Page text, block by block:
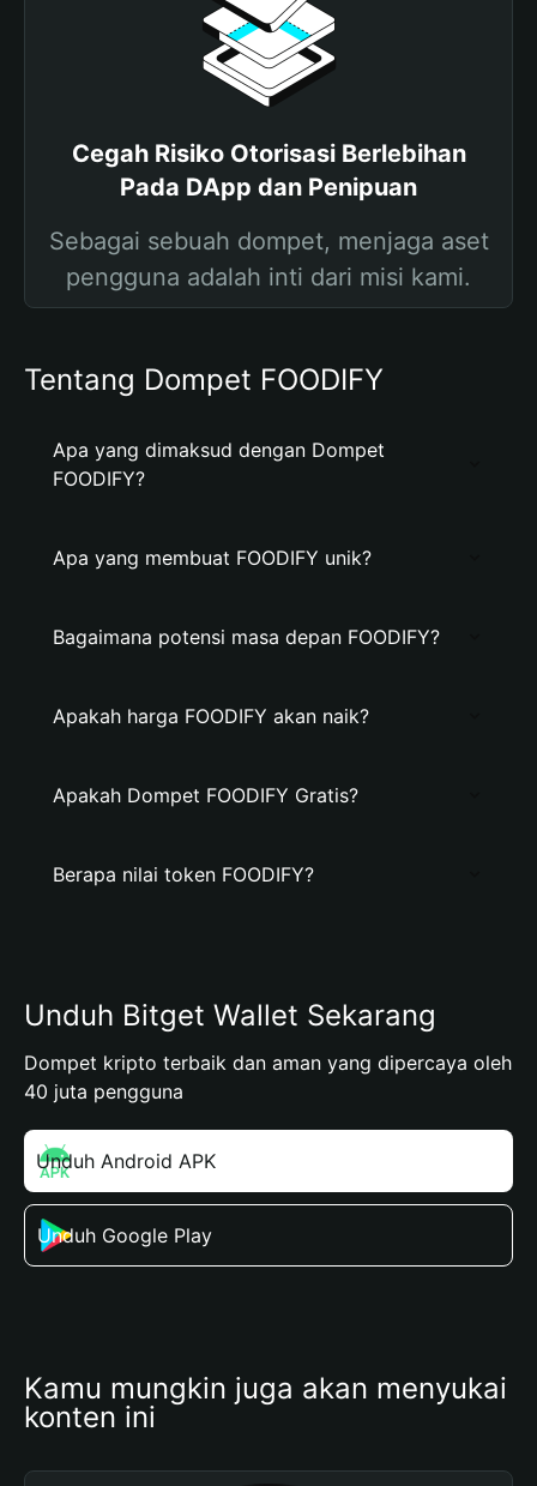
Cegah Risiko Otorisasi Berlebihan
Pada DApp dan Penipuan
Sebagai sebuah dompet, menjaga aset
pengguna adalah inti dari misi kami.
Tentang Dompet FOODIFY
Apa yang dimaksud dengan Dompet
FOODIFY?
Apa yang membuat FOODIFY unik?
Bagaimana potensi masa depan FOODIFY?
Apakah harga FOODIFY akan naik?
Apakah Dompet FOODIFY Gratis?
Berapa nilai token FOODIFY?
Unduh Bitget Wallet Sekarang
Dompet kripto terbaik dan aman yang dipercaya oleh
40 juta pengguna
Unduh Android APK
Unduh Google Play
Kamu mungkin juga akan menyukai
konten ini